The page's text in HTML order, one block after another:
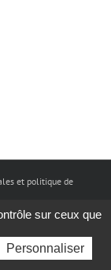
et politique de
sur ceux que
Personnaliser